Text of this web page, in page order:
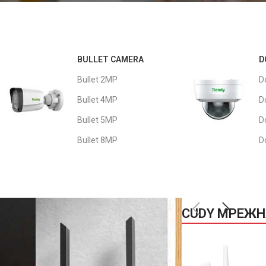
вашиот дом 24/7
Следете го вашиот дом во секое
време, од каде било преку
вашиот телефон
BULLET CAMERA
Bullet 2MP
Bullet 4MP
Bullet 5MP
Bullet 8MP
CUDY